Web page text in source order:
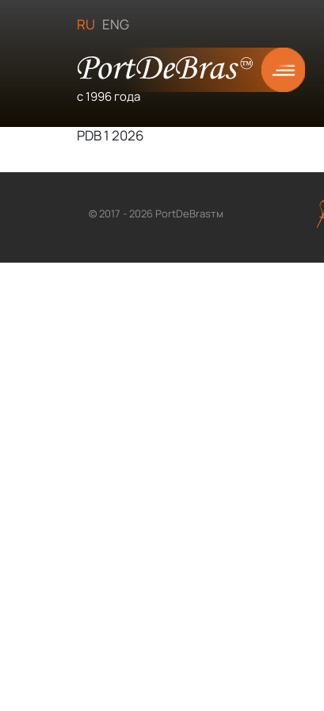
RU ENG
с 1996 года
PDB 1 2026
© 2017 - 2026 PortDeBrasтм